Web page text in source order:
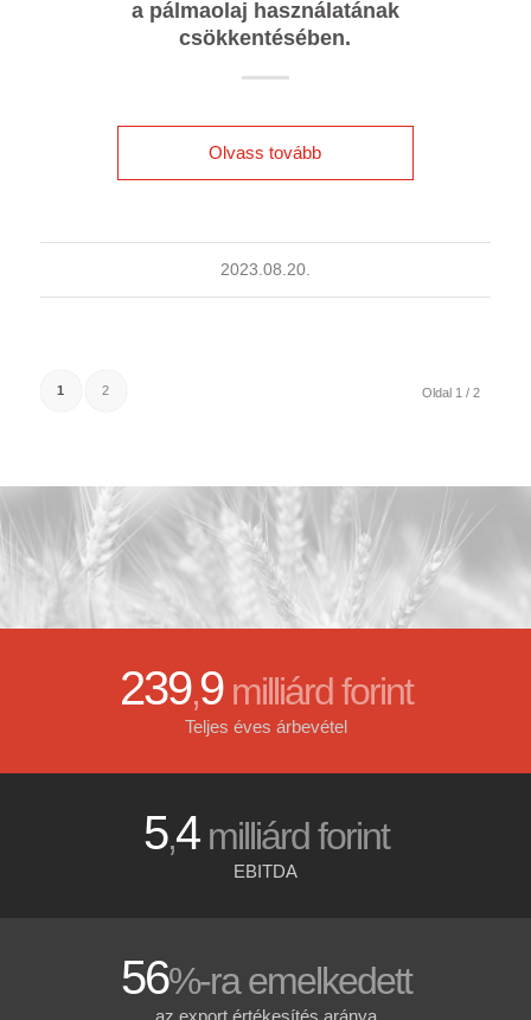
a pálmaolaj használatának
csökkentésében.
Olvass tovább
2023.08.20.
Oldal 1 / 2
1 2
239,9milliárd forint
Teljes éves árbevétel
5,4milliárd forint
EBITDA
56%-ra emelkedett
az export értékesítés aránya